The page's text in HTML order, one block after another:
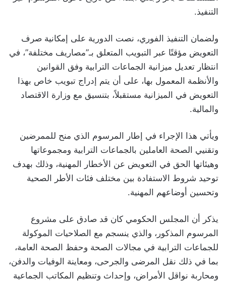
التنفيذ.
ولضمان التنفيذ الفوري، نصت الدورية على إمكانية صرف
التعويض مؤقتًا عبر التبويب المتعلق بـ”مصاريف مختلفة”، في
انتظار تعديل ميزانية الجماعات الترابية وفق القوانين
والأنظمة المعمول بها، على أن يتم إدراج تبويب خاص بهذا
التعويض في الميزانية مستقبلاً، بتنسيق مع وزارة الاقتصاد
والمالية.
ويأتي هذا الإجراء في إطار المرسوم الذي منح للممرضين
وتقنيي الصحة العاملين بالجماعات الترابية ومجموعاتها
وهيئاتها الحق في التعويض عن الأخطار المهنية، وذلك بهدف
توحيد شروط الاستفادة بين مختلف فئات الأطر الصحية
وتحسين أوضاعهم المهنية.
يذكر أن المجلس الحكومي كان قد صادق على مشروع
المرسوم المذكور، والذي ينسجم مع الصلاحيات الموكولة
للجماعات الترابية في مجالات الصحة وحفظ الصحة العامة،
بما في ذلك نقل المرضى والجرحى، ومعاينة الوفيات والدفن،
ومحاربة نواقل الأمراض، وإحداث وتنظيم المكاتب الجماعية